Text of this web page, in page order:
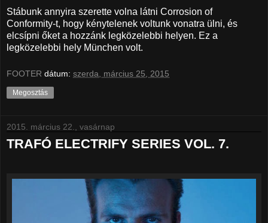
Stábunk annyira szerette volna látni Corrosion of
Conformity-t, hogy kénytelenek voltunk vonatra ülni, és
elcsípni őket a hozzánk legközelebbi helyen. Ez a
legközelebbi hely München volt.
FOOTER dátum: szerda, március 25, 2015
Megosztás
2015. március 22., vasárnap
TRAFÓ ELECTRIFY SERIES VOL. 7.